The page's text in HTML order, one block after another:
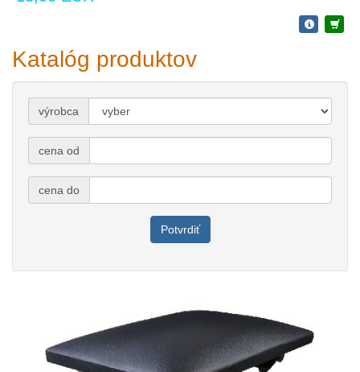
Katalóg produktov
výrobca
cena od
cena do
Potvrdiť